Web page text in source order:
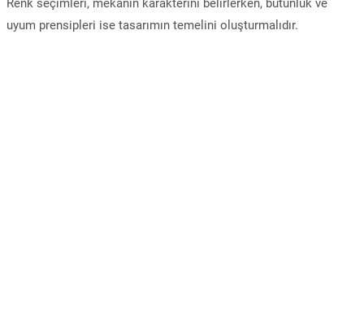
Renk seçimleri, mekânın karakterini belirlerken, bütünlük ve
uyum prensipleri ise tasarımın temelini oluşturmalıdır.